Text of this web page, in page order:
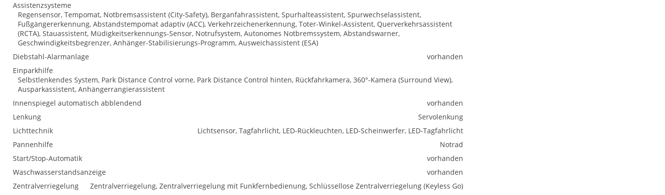
Assistenzsysteme
Regensensor, Tempomat, Notbremsassistent (City-Safety), Berganfahrassistent, Spurhalteassistent, Spurwechselassistent,
Fußgängererkennung, Abstandstempomat adaptiv (ACC), Verkehrzeichenerkennung, Toter-Winkel-Assistent, Querverkehrsassistent
(RCTA), Stauassistent, Müdigkeitserkennungs-Sensor, Notrufsystem, Autonomes Notbremssystem, Abstandswarner,
Geschwindigkeitsbegrenzer, Anhänger-Stabilisierungs-Programm, Ausweichassistent (ESA)
Diebstahl-Alarmanlage
vorhanden
Einparkhilfe
Selbstlenkendes System, Park Distance Control vorne, Park Distance Control hinten, Rückfahrkamera, 360°-Kamera (Surround View),
Ausparkassistent, Anhängerrangierassistent
Innenspiegel automatisch abblendend
vorhanden
Lenkung
Servolenkung
Lichttechnik
Lichtsensor, Tagfahrlicht, LED-Rückleuchten, LED-Scheinwerfer, LED-Tagfahrlicht
Pannenhilfe
Notrad
Start/Stop-Automatik
vorhanden
Waschwasserstandsanzeige
vorhanden
Zentralverriegelung
Zentralverriegelung, Zentralverriegelung mit Funkfernbedienung, Schlüssellose Zentralverriegelung (Keyless Go)